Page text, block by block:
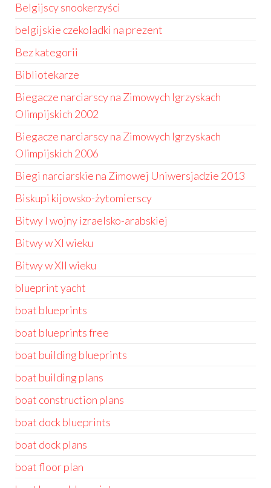
Belgijscy snookerzyści
belgijskie czekoladki na prezent
Bez kategorii
Bibliotekarze
Biegacze narciarscy na Zimowych Igrzyskach
Olimpijskich 2002
Biegacze narciarscy na Zimowych Igrzyskach
Olimpijskich 2006
Biegi narciarskie na Zimowej Uniwersjadzie 2013
Biskupi kijowsko-żytomierscy
Bitwy I wojny izraelsko-arabskiej
Bitwy w XI wieku
Bitwy w XII wieku
blueprint yacht
boat blueprints
boat blueprints free
boat building blueprints
boat building plans
boat construction plans
boat dock blueprints
boat dock plans
boat floor plan